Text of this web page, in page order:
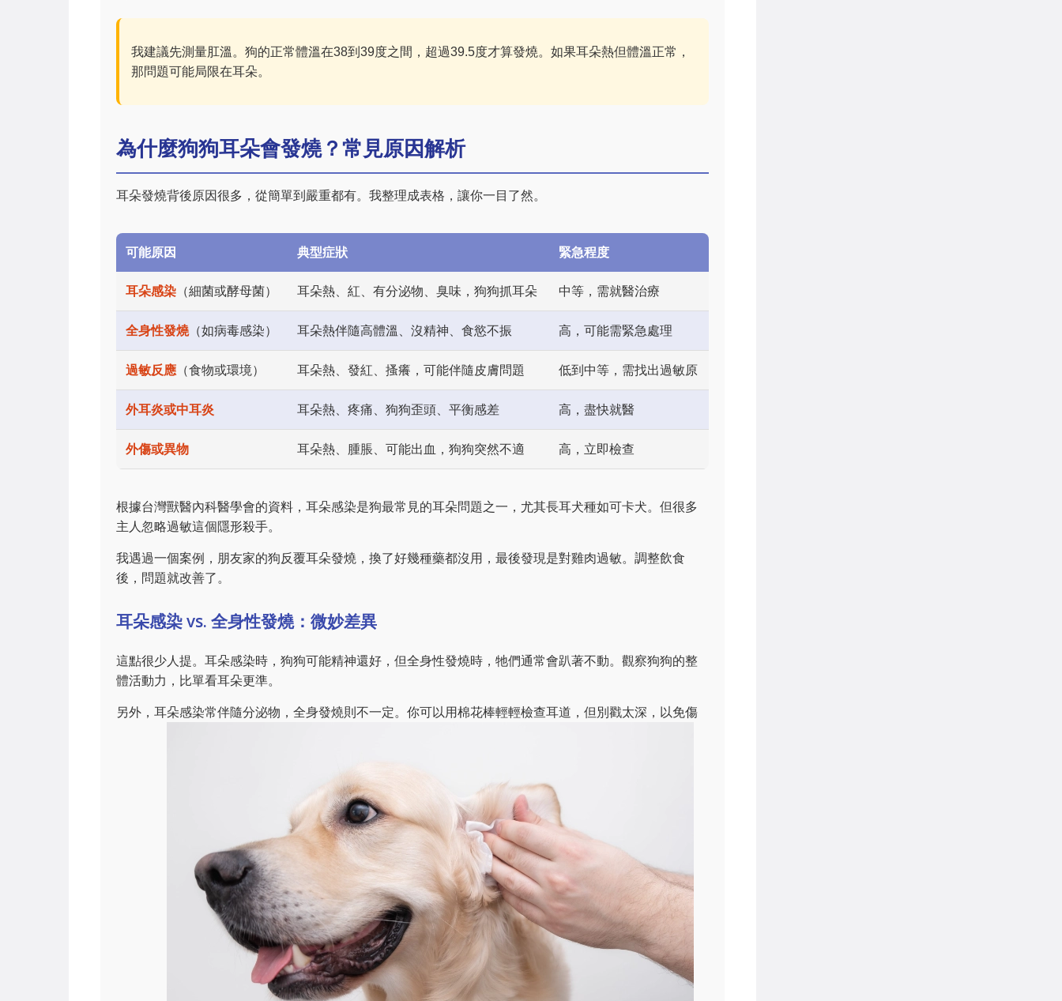
我建議先測量肛溫。狗的正常體溫在38到39度之間，超過39.5度才算發燒。如果耳朵熱但體溫正常，
那問題可能局限在耳朵。
為什麼狗狗耳朵會發燒？常見原因解析
耳朵發燒背後原因很多，從簡單到嚴重都有。我整理成表格，讓你一目了然。
可能原因 典型症狀 緊急程度
耳朵感染 （細菌或酵母菌） 耳朵熱、紅、有分泌物、臭味，狗狗抓耳朵 中等，需就醫治療
全身性發燒（如病毒感染） 耳朵熱伴隨高體溫、沒精神、食慾不振 高，可能需緊急處理
過敏反應 （食物或環境） 耳朵熱、發紅、搔癢，可能伴隨皮膚問題 低到中等，需找出過敏原
外耳炎或中耳炎 耳朵熱、疼痛、狗狗歪頭、平衡感差 高，盡快就醫
外傷或異物 耳朵熱、腫脹、可能出血，狗狗突然不適 高，立即檢查
根據台灣獸醫內科醫學會的資料，耳朵感染是狗最常見的耳朵問題之一，尤其長耳犬種如可卡犬。但很多
主人忽略過敏這個隱形殺手。
我遇過一個案例，朋友家的狗反覆耳朵發燒，換了好幾種藥都沒用，最後發現是對雞肉過敏。調整飲食
後，問題就改善了。
耳朵感染 vs. 全身性發燒：微妙差異
這點很少人提。耳朵感染時，狗狗可能精神還好，但全身性發燒時，牠們通常會趴著不動。觀察狗狗的整
體活動力，比單看耳朵更準。
另外，耳朵感染常伴隨分泌物，全身發燒則不一定。你可以用棉花棒輕輕檢查耳道，但別戳太深，以免傷